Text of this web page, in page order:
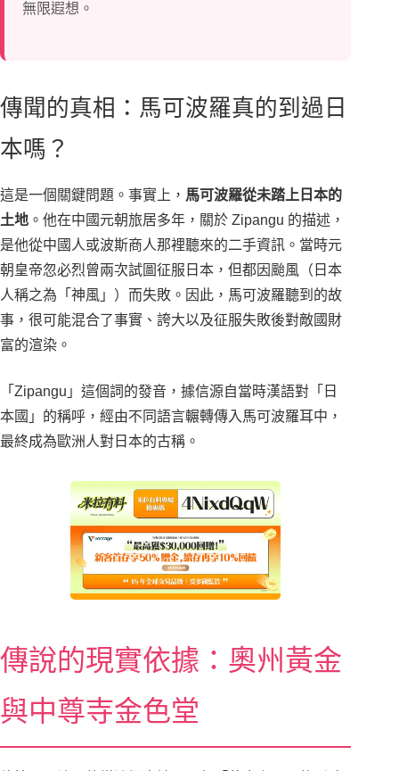
無限遐想。
傳聞的真相：馬可波羅真的到過日
本嗎？
這是一個關鍵問題。事實上， 馬可波羅從未踏上日本的
土地 。他在中國元朝旅居多年，關於 Zipangu 的描述，
是他從中國人或波斯商人那裡聽來的二手資訊。當時元
朝皇帝忽必烈曾兩次試圖征服日本，但都因颱風（日本
人稱之為「神風」）而失敗。因此，馬可波羅聽到的故
事，很可能混合了事實、誇大以及征服失敗後對敵國財
富的渲染。
「Zipangu」這個詞的發音，據信源自當時漢語對「日
本國」的稱呼，經由不同語言輾轉傳入馬可波羅耳中，
最終成為歐洲人對日本的古稱。
傳說的現實依據：奧州黃金
與中尊寺金色堂